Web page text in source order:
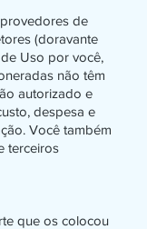
de
(doravante
Uso por você,
não têm
autorizado e
despesa e
Você também
terceiros
que os colocou